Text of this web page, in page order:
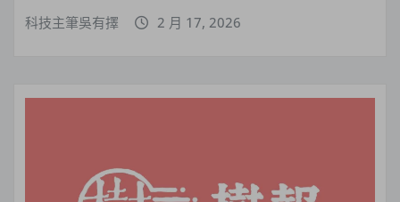
科技主筆吳有擇 2 月 17, 2026